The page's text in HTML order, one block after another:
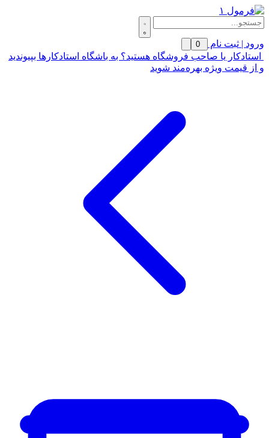
ورود | ثبت نام 0
استادکار یا صاحب فروشگاه هستید؟ به باشگاه استادکارها بپیوندید
و از قیمت ویژه بهره‌مند شوید